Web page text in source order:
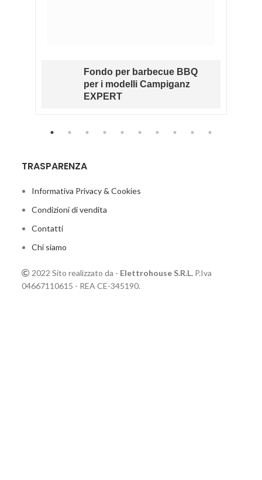
Fondo per barbecue BBQ
per i modelli Campiganz
EXPERT
TRASPARENZA
Informativa Privacy & Cookies
Condizioni di vendita
Contatti
Chi siamo
2022 Sito realizzato da - Elettrohouse S.R.L. P.Iva
04667110615 - REA CE-345190.